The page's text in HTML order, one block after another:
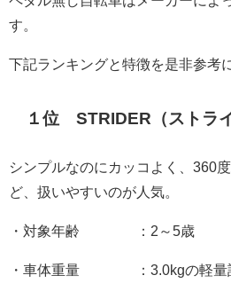
す。
下記ランキングと特徴を是非参考
１位 STRIDER（ストライ
シンプルなのにカッコよく、360
ど、扱いやすいのが人気。
・対象年齢 ：2～5歳
・車体重量 ：3.0kgの軽量